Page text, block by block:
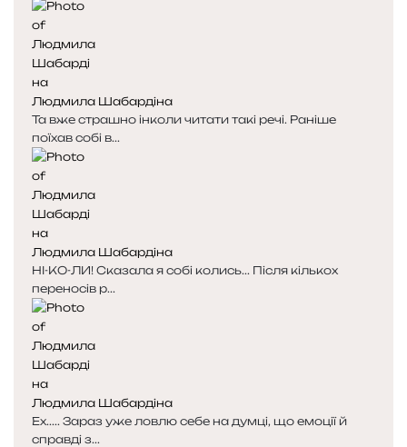
Людмила Шабардіна
Та вже страшно інколи читати такі речі. Раніше
поїхав собі в...
Людмила Шабардіна
НІ-КО-ЛИ! Сказала я собі колись... Після кількох
переносів р...
Людмила Шабардіна
Ех..... Зараз уже ловлю себе на думці, що емоції й
справді з...